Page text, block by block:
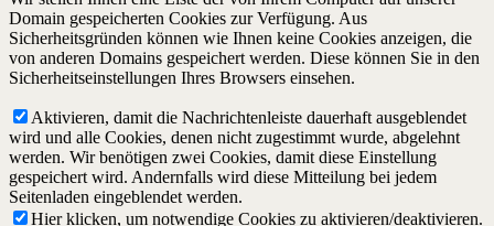
Domain gespeicherten Cookies zur Verfügung. Aus
Sicherheitsgründen können wie Ihnen keine Cookies anzeigen, die
von anderen Domains gespeichert werden. Diese können Sie in den
Sicherheitseinstellungen Ihres Browsers einsehen.
Aktivieren, damit die Nachrichtenleiste dauerhaft ausgeblendet
wird und alle Cookies, denen nicht zugestimmt wurde, abgelehnt
werden. Wir benötigen zwei Cookies, damit diese Einstellung
gespeichert wird. Andernfalls wird diese Mitteilung bei jedem
Seitenladen eingeblendet werden.
Hier klicken, um notwendige Cookies zu aktivieren/deaktivieren.